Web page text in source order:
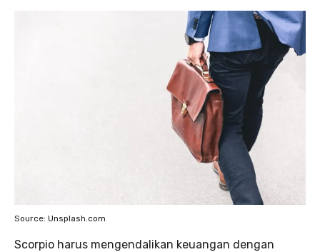
Source: Unsplash.com
Scorpio harus mengendalikan keuangan dengan